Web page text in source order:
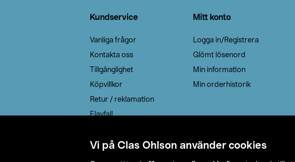
Vi på Clas Ohlson använder cookies
Kundservice
Vanliga frågor
Kontakta oss
Tillgänglighet
Köpvillkor
Retur / reklamation
Elavfall
Leveransalternativ
Mitt konto
Logga in/Registrera
Glömt lösenord
Min information
Min orderhistorik